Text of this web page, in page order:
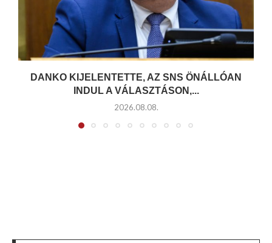
DANKO KIJELENTETTE, AZ SNS ÖNÁLLÓAN
INDUL A VÁLASZTÁSON,...
2026.08.08.